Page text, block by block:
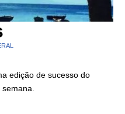
edição de sucesso do